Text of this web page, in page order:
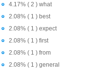
4.17% ( 2 ) what
2.08% ( 1 ) best
2.08% ( 1 ) expect
2.08% ( 1 ) first
2.08% ( 1 ) from
2.08% ( 1 ) general